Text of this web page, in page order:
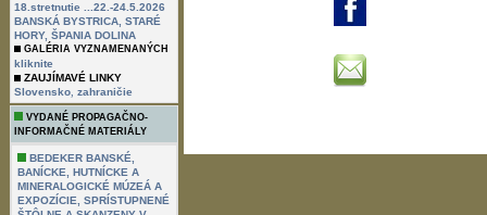
18.stretnutie ...22.-24.5.2026
BANSKÁ BYSTRICA, STARÉ
HORY, ŠPANIA DOLINA
GALÉRIA VYZNAMENANÝCH
kliknite
ZAUJÍMAVÉ LINKY
Slovensko zahraničie
VYDANÉ PROPAGAČNO-
INFORMAČNÉ MATERIÁLY
BEDEKER BANSKÉ,
BANÍCKE, HUTNÍCKE A
MINERALOGICKÉ MÚZEÁ A
EXPOZÍCIE, SPRÍSTUPNENÉ